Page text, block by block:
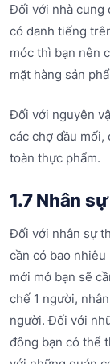
Đối với nhà cung
có danh tiếng
móc thì bạn nên
mặt hàng sản
Đối với nguyên
các chợ đầu mối,
toàn thực phẩm.
1.7 Nhân sự
Đối với nhân sự
cần có bao
mới mở bạn sẽ
chế 1 người,
người. Đối với
đông bạn có thể